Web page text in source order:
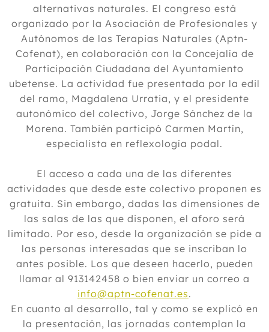
alternativas naturales. El congreso está
organizado por la Asociación de Profesionales y
Autónomos de las Terapias Naturales (Aptn-
Cofenat), en colaboración con la Concejalía de
Participación Ciudadana del Ayuntamiento
ubetense. La actividad fue presentada por la edil
del ramo, Magdalena Urratia, y el presidente
autonómico del colectivo, Jorge Sánchez de la
Morena. También participó Carmen Martín,
especialista en reflexología podal.
El acceso a cada una de las diferentes
actividades que desde este colectivo proponen es
gratuita. Sin embargo, dadas las dimensiones de
las salas de las que disponen, el aforo será
limitado. Por eso, desde la organización se pide a
las personas interesadas que se inscriban lo
antes posible. Los que deseen hacerlo, pueden
llamar al 913142458 o bien enviar un correo a
info@aptn-cofenat.es.
En cuanto al desarrollo, tal y como se explicó en
la presentación, las jornadas contemplan la